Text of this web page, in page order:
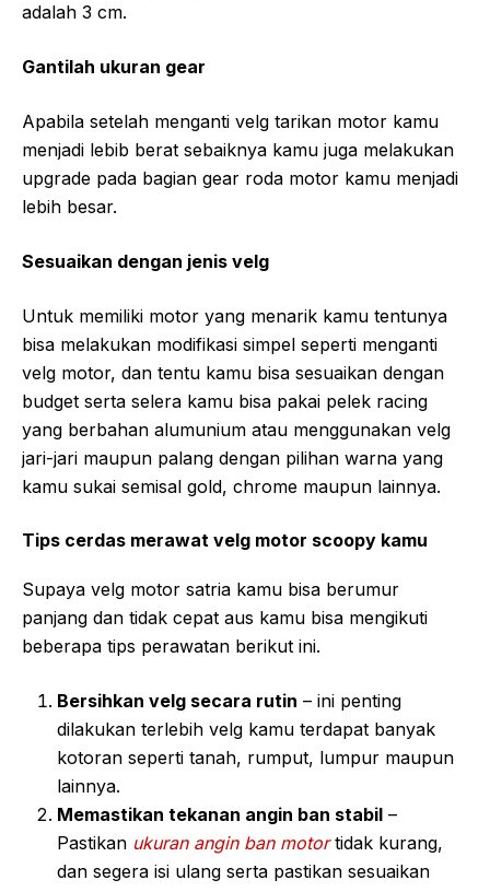
adalah 3 cm.
Gantilah ukuran gear
Apabila setelah menganti velg tarikan motor kamu
menjadi lebib berat sebaiknya kamu juga melakukan
upgrade pada bagian gear roda motor kamu menjadi
lebih besar.
Sesuaikan dengan jenis velg
Untuk memiliki motor yang menarik kamu tentunya
bisa melakukan modifikasi simpel seperti menganti
velg motor, dan tentu kamu bisa sesuaikan dengan
budget serta selera kamu bisa pakai pelek racing
yang berbahan alumunium atau menggunakan velg
jari-jari maupun palang dengan pilihan warna yang
kamu sukai semisal gold, chrome maupun lainnya.
Tips cerdas merawat velg motor scoopy kamu
Supaya velg motor satria kamu bisa berumur
panjang dan tidak cepat aus kamu bisa mengikuti
beberapa tips perawatan berikut ini.
Bersihkan velg secara rutin – ini penting
dilakukan terlebih velg kamu terdapat banyak
kotoran seperti tanah, rumput, lumpur maupun
lainnya.
Memastikan tekanan angin ban stabil –
Pastikan ukuran angin ban motortidak kurang,
dan segera isi ulang serta pastikan sesuaikan